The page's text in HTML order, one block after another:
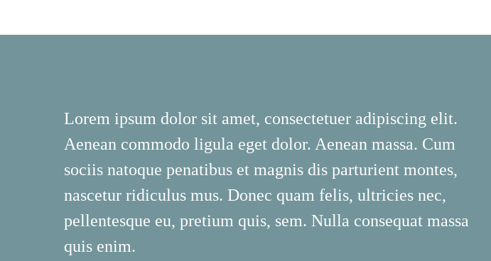
Lorem ipsum dolor sit amet, consectetuer adipiscing elit.
Aenean commodo ligula eget dolor. Aenean massa. Cum
sociis natoque penatibus et magnis dis parturient montes,
nascetur ridiculus mus. Donec quam felis, ultricies nec,
pellentesque eu, pretium quis, sem. Nulla consequat massa
quis enim.